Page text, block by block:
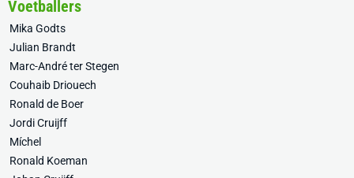
Voetballers
Mika Godts
Julian Brandt
Marc-André ter Stegen
Couhaib Driouech
Ronald de Boer
Jordi Cruijff
Míchel
Ronald Koeman